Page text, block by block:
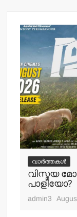
വാർത്തകൾ
വിസ്മയ
പാളിയോ?
admin3